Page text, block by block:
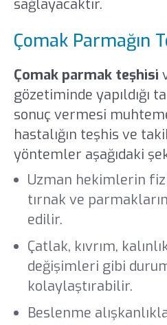
sağlayacaktır.
Çomak Parmağın
Çomak parmak teşhisi
gözetiminde yapıldığı
sonuç vermesi
hastalığın teşhis ve
yöntemler aşağıdaki
Uzman hekimlerin
tırnak ve
edilir.
Çatlak, kıvrım,
değişimleri gibi
kolaylaştırabilir.
Beslenme